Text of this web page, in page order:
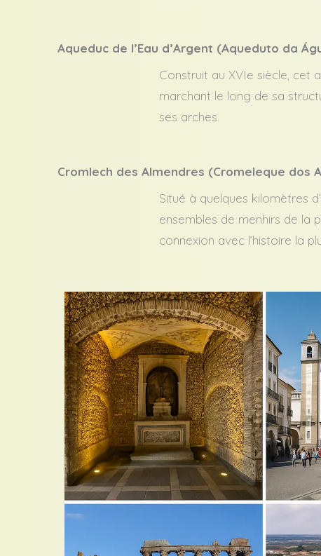
Aqueduc de l’Eau d’Argent (Aqueduto da
Construit au XVIe siècle, cet
marchant le long de sa
ses arches.
Cromlech des Almendres (Cromeleque dos
Situé à quelques kilomètres
ensembles de menhirs de la
connexion avec l’histoire la